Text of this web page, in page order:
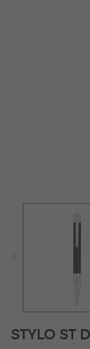
STYLO ST